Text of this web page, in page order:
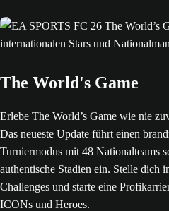
The World's Game
Erlebe The World’s Game wie nie
Das neueste Update führt einen
Turniermodus mit 48 Nationalteams
authentische Stadien ein. Stelle dich
Challenges und starte eine
ICONs und Heroes.